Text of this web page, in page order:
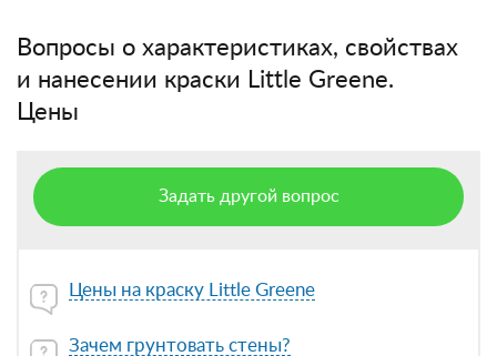
Вопросы о характеристиках, свойствах
и нанесении краски Little Greene.
Цены
Задать другой вопрос
Цены на краску Little Greene
Зачем грунтовать стены?